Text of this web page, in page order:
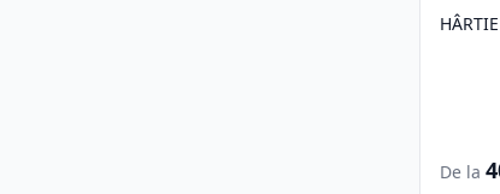
De la